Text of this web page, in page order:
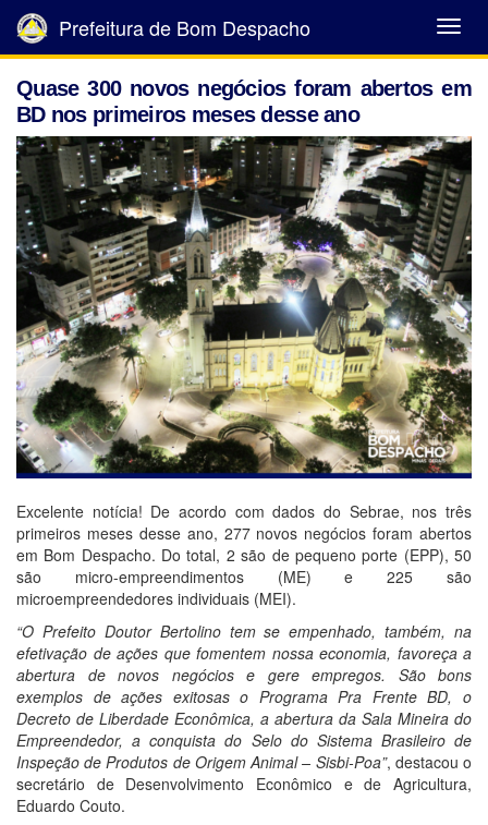
Abrir
Menu
Prefeitura de Bom Despacho
Quase 300 novos negócios foram abertos em
BD nos primeiros meses desse ano
Excelente notícia! De acordo com dados do Sebrae, nos três
primeiros meses desse ano, 277 novos negócios foram abertos
em Bom Despacho. Do total, 2 são de pequeno porte (EPP), 50
são micro-empreendimentos (ME) e 225 são
microempreendedores individuais (MEI).
“O Prefeito Doutor Bertolino tem se empenhado, também, na
efetivação de ações que fomentem nossa economia, favoreça a
abertura de novos negócios e gere empregos. São bons
exemplos de ações exitosas o Programa Pra Frente BD, o
Decreto de Liberdade Econômica, a abertura da Sala Mineira do
Empreendedor, a conquista do Selo do Sistema Brasileiro de
Inspeção de Produtos de Origem Animal – Sisbi-Poa”, destacou o
secretário de Desenvolvimento Econômico e de Agricultura,
Eduardo Couto.